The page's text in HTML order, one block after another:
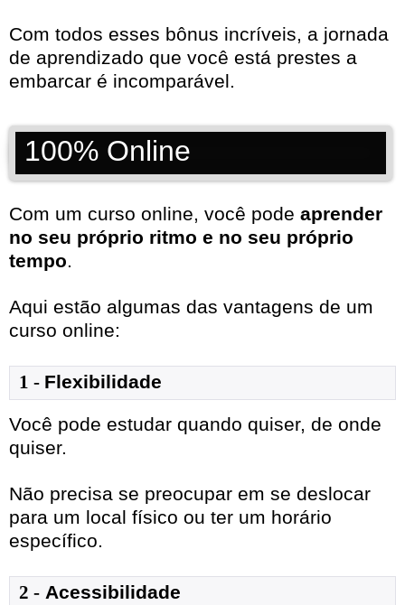
Com todos esses bônus incríveis, a jornada
de aprendizado que você está prestes a
embarcar é incomparável.
100% Online
Com um curso online, você pode aprender
no seu próprio ritmo e no seu próprio
tempo.
Aqui estão algumas das vantagens de um
curso online:
1 - Flexibilidade
Você pode estudar quando quiser, de onde
quiser.
Não precisa se preocupar em se deslocar
para um local físico ou ter um horário
específico.
2 - Acessibilidade